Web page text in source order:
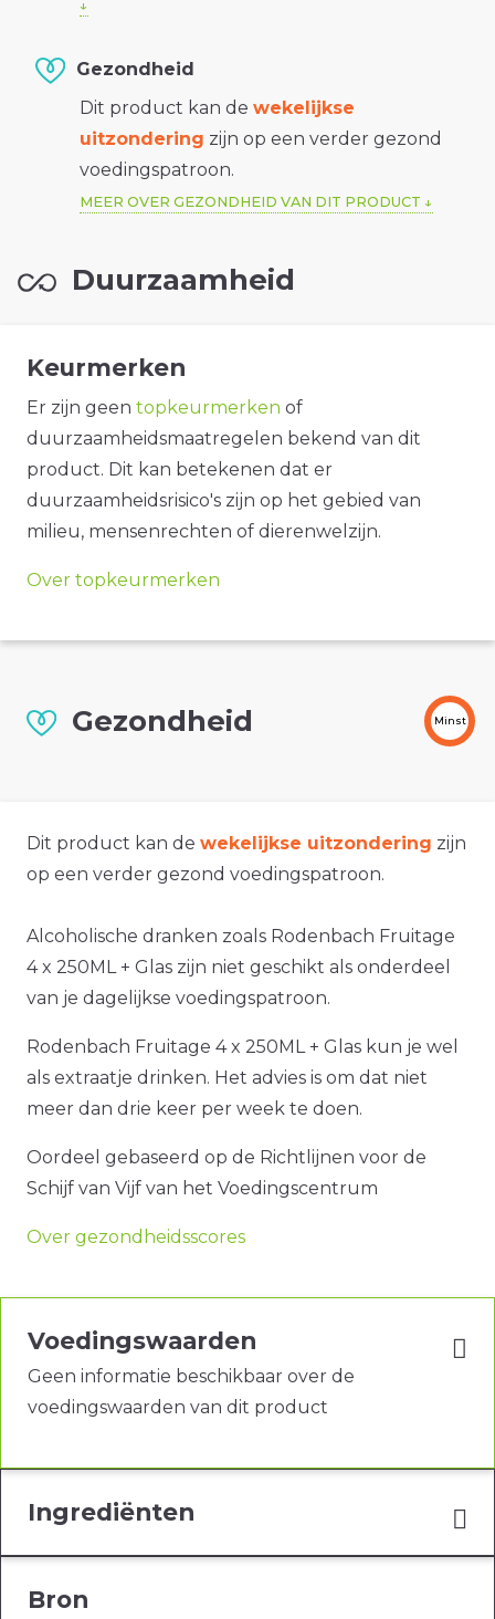
Gezondheid
Dit product kan de wekelijkse
uitzondering zijn op een verder gezond
voedingspatroon.
MEER OVER GEZONDHEID VAN DIT PRODUCT
Duurzaamheid
Keurmerken
Er zijn geen topkeurmerken of
duurzaamheidsmaatregelen bekend van dit
product. Dit kan betekenen dat er
duurzaamheidsrisico's zijn op het gebied van
milieu, mensenrechten of dierenwelzijn.
Over topkeurmerken
Gezondheid Minst
Dit product kan de wekelijkse uitzondering zijn
op een verder gezond voedingspatroon.
Alcoholische dranken zoals Rodenbach Fruitage
4 x 250ML + Glas zijn niet geschikt als onderdeel
van je dagelijkse voedingspatroon.
Rodenbach Fruitage 4 x 250ML + Glas kun je wel
als extraatje drinken. Het advies is om dat niet
meer dan drie keer per week te doen.
Oordeel gebaseerd op de Richtlijnen voor de
Schijf van Vijf van het Voedingscentrum
Over gezondheidsscores
Voedingswaarden
Geen informatie beschikbaar over de
voedingswaarden van dit product
Ingrediënten
Bron